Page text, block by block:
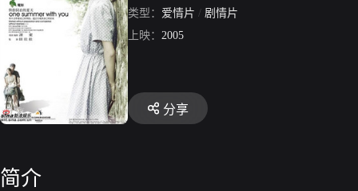
类型： 爱情片 / 剧情片
上映： 2005
分享
简介